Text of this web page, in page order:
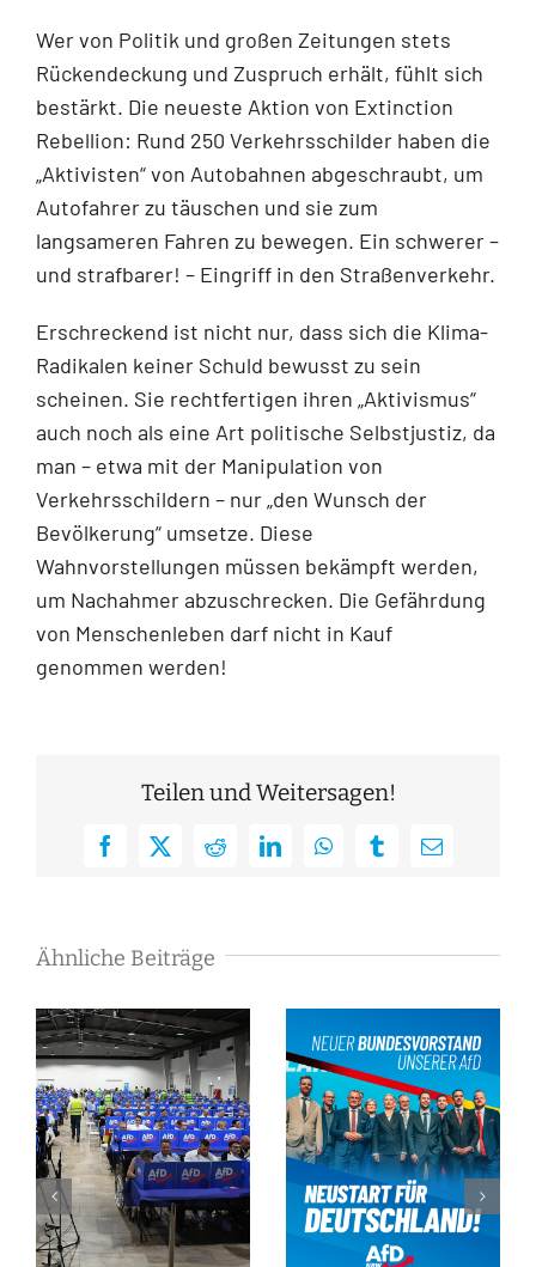
Wer von Politik und großen Zeitungen stets
Rückendeckung und Zuspruch erhält, fühlt sich
bestärkt. Die neueste Aktion von Extinction
Rebellion: Rund 250 Verkehrsschilder haben die
„Aktivisten“ von Autobahnen abgeschraubt, um
Autofahrer zu täuschen und sie zum
langsameren Fahren zu bewegen. Ein schwerer –
und strafbarer! – Eingriff in den Straßenverkehr.
Erschreckend ist nicht nur, dass sich die Klima-
Radikalen keiner Schuld bewusst zu sein
scheinen. Sie rechtfertigen ihren „Aktivismus“
auch noch als eine Art politische Selbstjustiz, da
man – etwa mit der Manipulation von
Verkehrsschildern – nur „den Wunsch der
Bevölkerung“ umsetze. Diese
Wahnvorstellungen müssen bekämpft werden,
um Nachahmer abzuschrecken. Die Gefährdung
von Menschenleben darf nicht in Kauf
genommen werden!
Teilen und Weitersagen!
Facebook
X RedditLinkedInWhatsAppTumblrE-
Ähnliche Beiträge